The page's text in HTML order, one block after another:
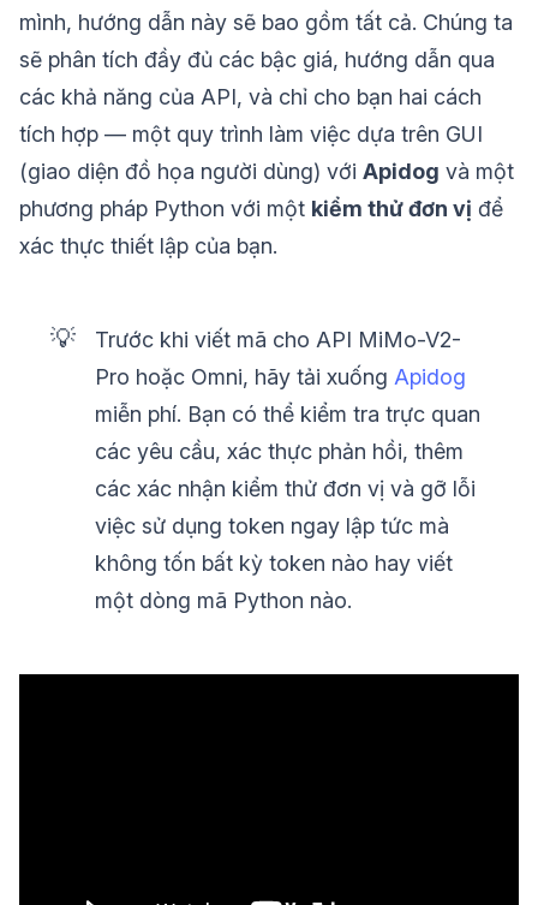
mình, hướng dẫn này sẽ bao gồm tất cả. Chúng ta
sẽ phân tích đầy đủ các bậc giá, hướng dẫn qua
các khả năng của API, và chỉ cho bạn hai cách
tích hợp — một quy trình làm việc dựa trên GUI
(giao diện đồ họa người dùng) với Apidog và một
phương pháp Python với một kiểm thử đơn vị để
xác thực thiết lập của bạn.
💡
Trước khi viết mã cho API MiMo-V2-
Pro hoặc Omni, hãy tải xuống Apidog
miễn phí. Bạn có thể kiểm tra trực quan
các yêu cầu, xác thực phản hồi, thêm
các xác nhận kiểm thử đơn vị và gỡ lỗi
việc sử dụng token ngay lập tức mà
không tốn bất kỳ token nào hay viết
một dòng mã Python nào.